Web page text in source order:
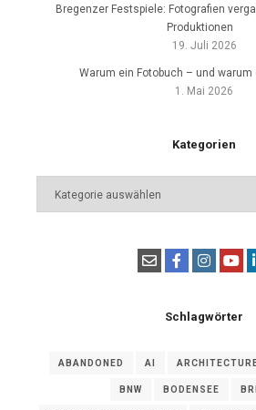
Bregenzer Festspiele: Fotografien
Produktionen
19. Juli 2026
Warum ein Fotobuch – und warum
1. Mai 2026
Kategorien
Schlagwörter
ABANDONED AI
BNW BODENSEE